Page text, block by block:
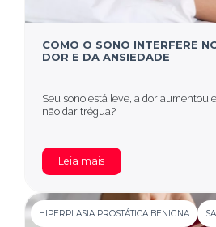
COMO O SONO INTERFERE
DOR E DA ANSIEDADE
Seu sono está leve, a dor aumentou
não dar trégua?
Leia mais
HIPERPLASIA PROSTÁTICA BENIGNA